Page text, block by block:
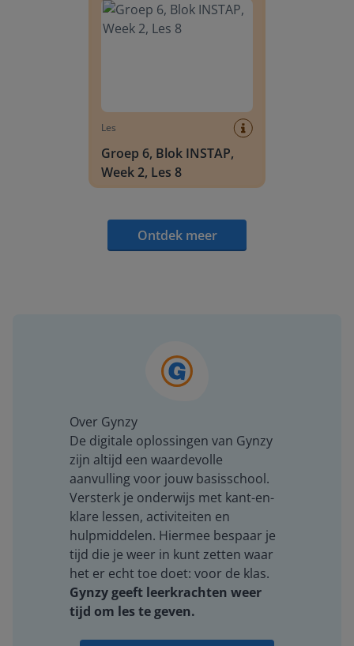
Les
Groep 6, Blok INSTAP,
Week 2, Les 8
Ontdek meer
Over Gynzy
De digitale oplossingen van Gynzy
zijn altijd een waardevolle
aanvulling voor jouw basisschool.
Versterk je onderwijs met kant-en-
klare lessen, activiteiten en
hulpmiddelen. Hiermee bespaar je
tijd die je weer in kunt zetten waar
het er echt toe doet: voor de klas.
Gynzy geeft leerkrachten weer
tijd om les te geven.